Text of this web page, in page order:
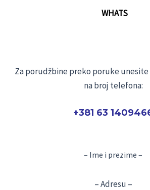
WHATS
Za porudžbine preko poruke
na broj telefona:
+381 63
– Ime i prezime –
– Adresu –